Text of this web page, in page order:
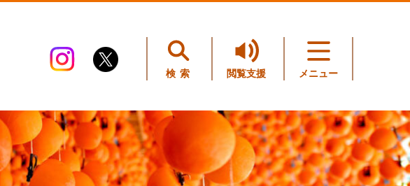
検索 閲覧支援 メニュー